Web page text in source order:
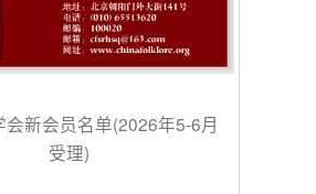
会新会员名单(2026年5-6月
受理)